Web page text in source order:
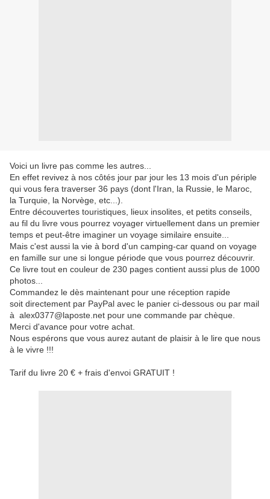
Voici un livre pas comme les autres...
En effet revivez à nos côtés jour par jour les 13 mois d'un périple
qui vous fera traverser 36 pays (dont l'Iran, la Russie, le Maroc,
la Turquie, la Norvège, etc...).
Entre découvertes touristiques, lieux insolites, et petits conseils,
au fil du livre vous pourrez voyager virtuellement dans un premier
temps et peut-être imaginer un voyage similaire ensuite...
Mais c'est aussi la vie à bord d'un camping-car quand on voyage
en famille sur une si longue période que vous pourrez découvrir.
Ce livre tout en couleur de 230 pages contient aussi plus de 1000
photos...
Commandez le dès maintenant pour une réception rapide
soit directement par PayPal avec le panier ci-dessous ou par mail
à alex0377@laposte.net pour une commande par chèque.
Merci d'avance pour votre achat.
Nous espérons que vous aurez autant de plaisir à le lire que nous
à le vivre !!!
Tarif du livre 20 € + frais d'envoi GRATUIT !